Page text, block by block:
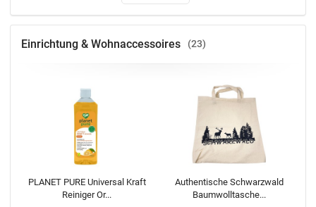
Einrichtung & Wohnaccessoires 23
PLANET PURE Universal Kraft
Reiniger Or...
Authentische Schwarzwald
Baumwolltasche...